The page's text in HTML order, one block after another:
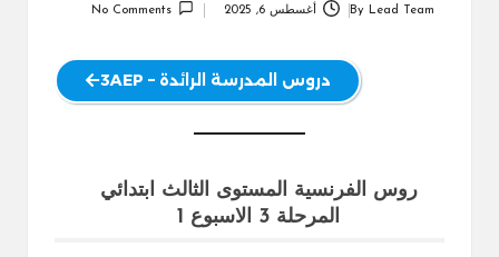
By Lead Team أغسطس 6, 2025 No Comments
دروس المدرسة الرائدة – 3AEP
روس الفرنسية المستوى الثالث ابتدائي
المرحلة 3 الاسبوع 1